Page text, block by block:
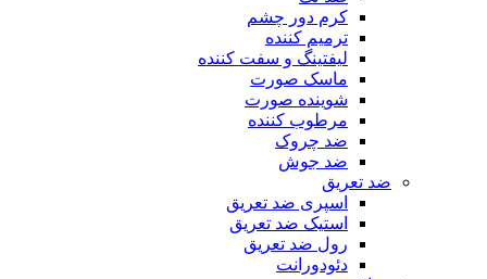
کرم دور چشم
ترمیم کننده
لیفتینگ و سفت کننده
ماسک صورت
شوینده صورت
مرطوب کننده
ضد چروک
ضد جوش
ضد تعریق
اسپری ضد تعریق
استیک ضد تعریق
رول ضد تعریق
دئودورانت